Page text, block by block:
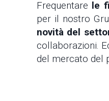
Frequentare le
per il nostro
novità del
collaborazioni.
del mercato del